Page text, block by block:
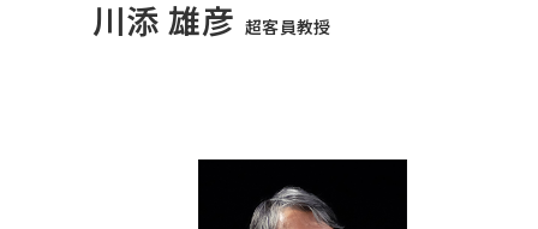
川添 雄彦 超客員教授